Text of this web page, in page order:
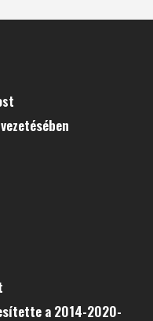
a 2014-2020-